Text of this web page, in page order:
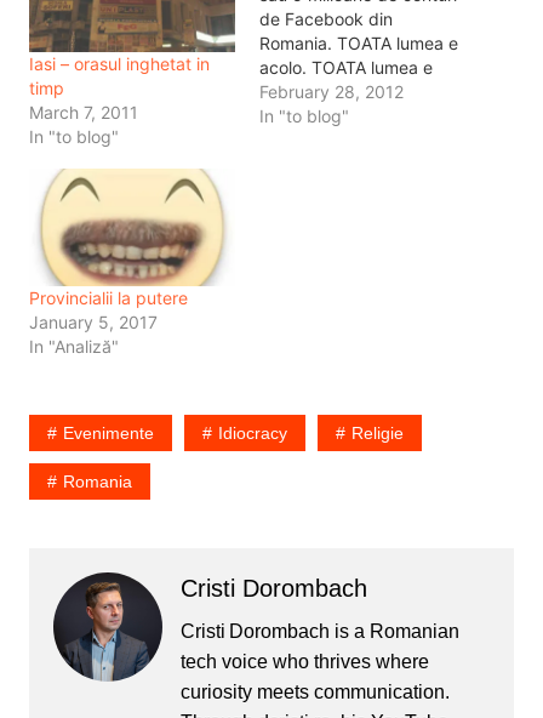
Iasi – orasul inghetat in
timp
March 7, 2011
In "to blog"
de Facebook din
Romania. TOATA lumea e
acolo. TOATA lumea e
panicata, pentru ca toata
lumea e acolo si acolo s-a
February 28, 2012
In "to blog"
Provincialii la putere
January 5, 2017
In "Analiză"
Evenimente Idiocracy Religie
Romania
Cristi Dorombach
Cristi Dorombach is a Romanian
tech voice who thrives where
curiosity meets communication.